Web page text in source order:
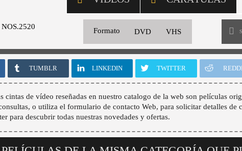
Formato DVD VHS
TUMBLR LINKEDIN TWITTER
cintas de vídeo reseñadas en nuestro catalogo de la web son películas
o utiliza el formulario de contacto Web, para solicitar detalles de
para descubrir todas nuestras novedades y ofertas.